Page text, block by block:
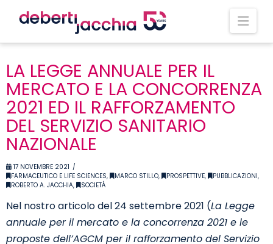
LA LEGGE ANNUALE PER IL
MERCATO E LA CONCORRENZA
2021 ED IL RAFFORZAMENTO
DEL SERVIZIO SANITARIO
NAZIONALE
17 NOVEMBRE 2021
FARMACEUTICO E LIFE SCIENCES, MARCO STILLO, PROSPETTIVE, PUBBLICAZIONI,
ROBERTO A. JACCHIA, SOCIETÀ
Nel nostro articolo del 24 settembre 2021 (La Legge
annuale per il mercato e la concorrenza 2021 e le
proposte dell’AGCM per il rafforzamento del Servizio